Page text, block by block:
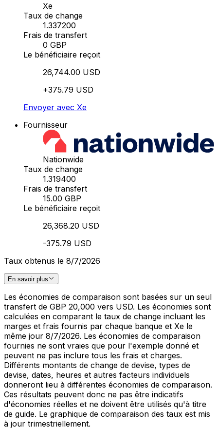
Xe
Taux de change
1.337200
Frais de transfert
0 GBP
Le bénéficiaire reçoit
26,744.00 USD
+375.79 USD
Envoyer avec Xe
Fournisseur
Nationwide
Taux de change
1.319400
Frais de transfert
15.00 GBP
Le bénéficiaire reçoit
26,368.20 USD
-375.79 USD
Taux obtenus le 8/7/2026
En savoir plus
Les économies de comparaison sont basées sur un seul
transfert de GBP 20,000 vers USD. Les économies sont
calculées en comparant le taux de change incluant les
marges et frais fournis par chaque banque et Xe le
même jour 8/7/2026. Les économies de comparaison
fournies ne sont vraies que pour l'exemple donné et
peuvent ne pas inclure tous les frais et charges.
Différents montants de change de devise, types de
devise, dates, heures et autres facteurs individuels
donneront lieu à différentes économies de comparaison.
Ces résultats peuvent donc ne pas être indicatifs
d'économies réelles et ne doivent être utilisés qu'à titre
de guide. Le graphique de comparaison des taux est mis
à jour trimestriellement.